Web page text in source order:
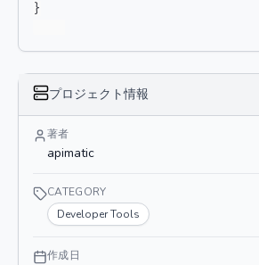
}
プロジェクト情報
著者
apimatic
CATEGORY
Developer Tools
作成日